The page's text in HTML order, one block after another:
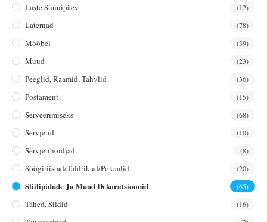
Laste Sünnipäev (12)
Laternad (78)
Mööbel (39)
Muud (23)
Peeglid, Raamid, Tahvlid (36)
Postament (15)
Serveerimiseks (68)
Servjetid (10)
Servjetihoidjad (8)
Söögiriistad/taldrikud/pokaalid (20)
Stiilipidude Ja Muud Dekoratsioonid (65)
Tähed, Sildid (16)